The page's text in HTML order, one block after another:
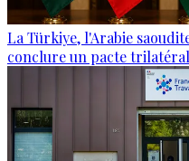
La Türkiye, l'Arabie
conclure un pacte